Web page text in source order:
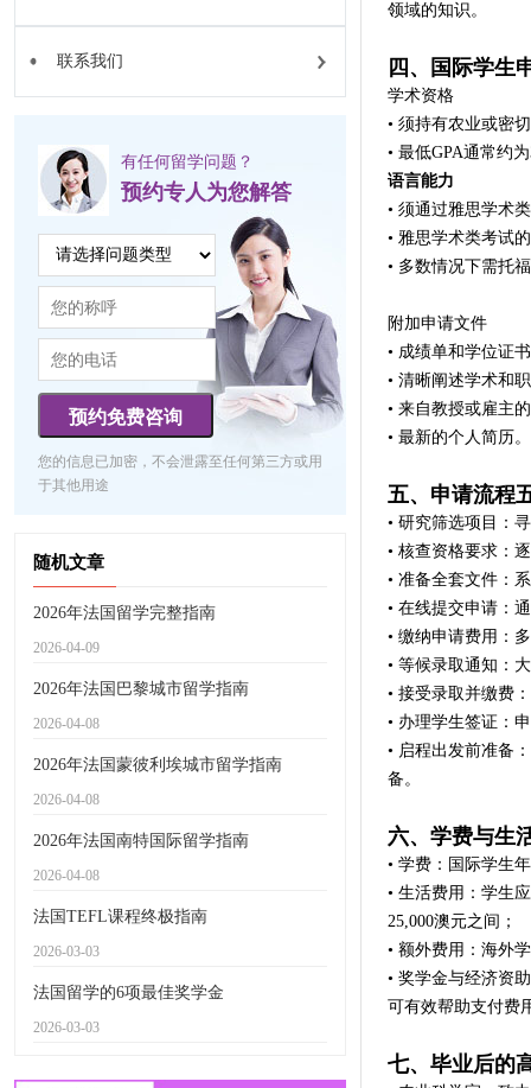
联系我们
有任何留学问题？
预约专人为您解答
预约免费咨询
您的信息已加密，不会泄露至任何第三方或用
于其他用途
随机文章
2026年法国留学完整指南
2026-04-09
2026年法国巴黎城市留学指南
2026-04-08
2026年法国蒙彼利埃城市留学指南
2026-04-08
2026年法国南特国际留学指南
2026-04-08
法国TEFL课程终极指南
2026-03-03
法国留学的6项最佳奖学金
2026-03-03
领域的知识。
四、国际学生
学术资格
• 须持有农业或密
• 最低GPA通常约
语言能力
• 须通过雅思学术
• 雅思学术类考试
• 多数情况下需托
附加申请文件
• 成绩单和学位证
• 清晰阐述学术和
• 来自教授或雇主
• 最新的个人简历。
五、申请流程
• 研究筛选项目：
• 核查资格要求：
• 准备全套文件：
• 在线提交申请：
• 缴纳申请费用：
• 等候录取通知：
• 接受录取并缴费
• 办理学生签证：
• 启程出发前准备
备。
六、学费与生
• 学费：国际学生
• 生活费用：学生
25,000澳元之间；
• 额外费用：海外
• 奖学金与经济资
可有效帮助支付费
七、毕业后的